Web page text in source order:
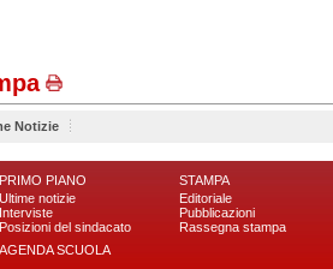
Notizie
PRIMO PIANO
Ultime notizie
Interviste
Posizioni del sindacato
AGENDA SCUOLA
STAMPA
Editoriale
Pubblicazioni
Rassegna stampa